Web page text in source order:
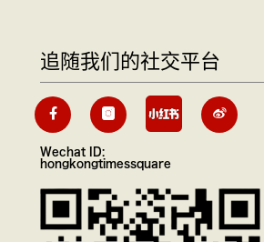
追随我们的社交平台
Wechat ID:
hongkongtimessquare